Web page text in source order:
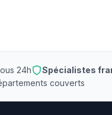
24h Spécialistes
couverts